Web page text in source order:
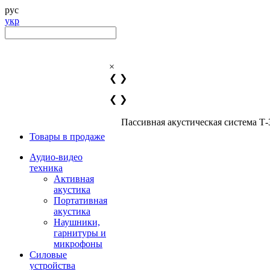
рус
укр
Товары в продаже
Аудио-видео
техника
Активная
акустика
Портативная
акустика
Наушники,
гарнитуры и
микрофоны
Силовые
устройства
×
❮ ❯
❮ ❯
Пассивная акустическая система